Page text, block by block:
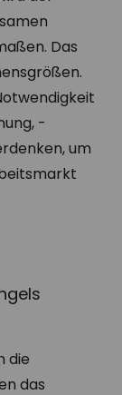
Das
-
um
die
das